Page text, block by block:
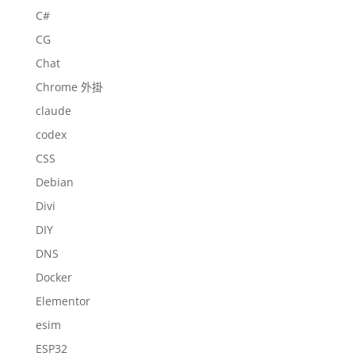
C#
CG
Chat
Chrome 外掛
claude
codex
CSS
Debian
Divi
DIY
DNS
Docker
Elementor
esim
ESP32